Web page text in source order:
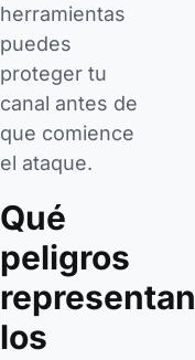
herramientas
puedes
proteger tu
canal antes de
que comience
el ataque.
Qué
peligros
representan
los